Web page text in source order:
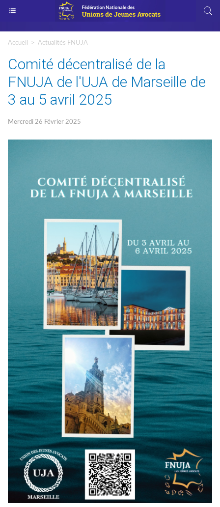
Accueil > Actualités FNUJA
Comité décentralisé de la
FNUJA de l'UJA de Marseille de
3 au 5 avril 2025
Mercredi 26 Février 2025